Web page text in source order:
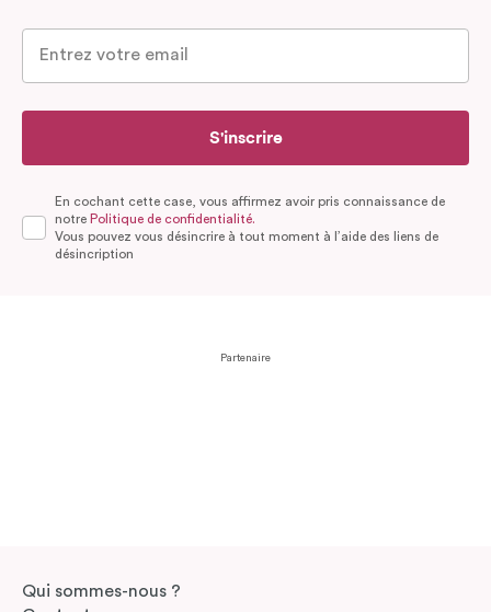
S'inscrire
En cochant cette case, vous affirmez avoir pris connaissance de
notre Politique de confidentialité.
Vous pouvez vous désincrire à tout moment à l’aide des liens de
désincription
Partenaire
Qui sommes-nous ?